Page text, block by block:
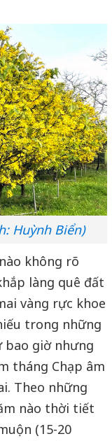
Huỳnh Biển)
không rõ
làng quê đất
vàng rực khoe
trong những
bao giờ nhưng
tháng Chạp âm
Theo những
nào thời tiết
(15-20